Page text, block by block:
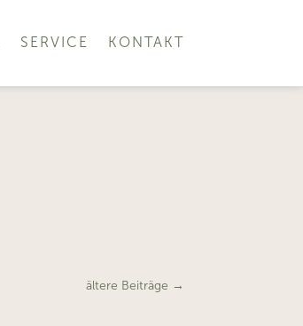
SERVICE KONTAKT
ältere Beiträge →